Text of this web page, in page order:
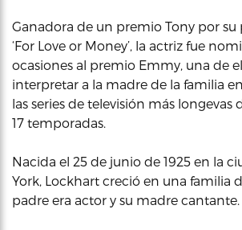
Ganadora de un premio Tony por
‘For Love or Money’, la actriz fue
ocasiones al premio Emmy, una de
interpretar a la madre de la familia en
las series de televisión más longevas
17 temporadas.
Nacida el 25 de junio de 1925 en la
York, Lockhart creció en una familia
padre era actor y su madre cantante.